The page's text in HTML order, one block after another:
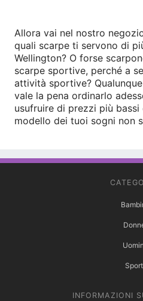
Allora vai nel nostro
quali scarpe ti servono di
Wellington? O forse
scarpe sportive, perché a
attività sportive?
vale la pena ordinarlo
usufruire di prezzi più bassi
modello dei tuoi sogni non
Sport
INFORMAZIONI